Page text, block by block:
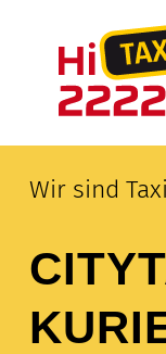
Wir sind